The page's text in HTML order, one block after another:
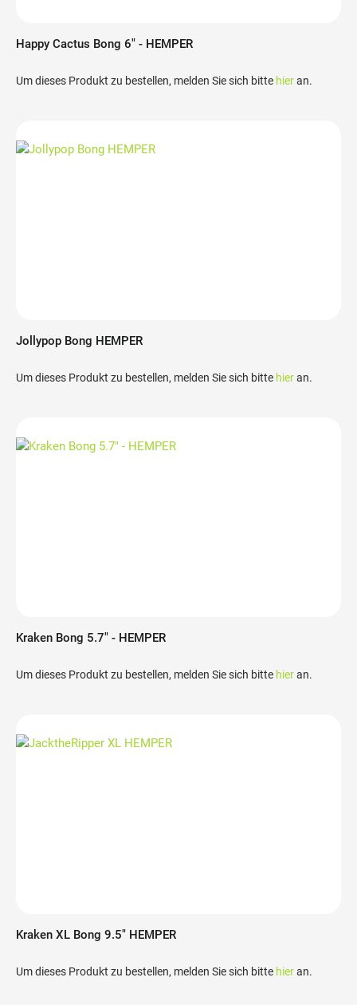
Happy Cactus Bong 6" - HEMPER
Um dieses Produkt zu bestellen, melden Sie sich bitte hieran.
Jollypop Bong HEMPER
Um dieses Produkt zu bestellen, melden Sie sich bitte hieran.
Kraken Bong 5.7" - HEMPER
Um dieses Produkt zu bestellen, melden Sie sich bitte hieran.
Kraken XL Bong 9.5" HEMPER
Um dieses Produkt zu bestellen, melden Sie sich bitte hieran.